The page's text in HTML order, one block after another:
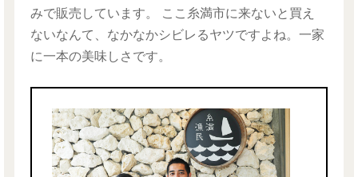
みで販売しています。 ここ糸満市に来ないと買え
ないなんて、なかなかシビレるヤツですよね。一家
に一本の美味しさです。